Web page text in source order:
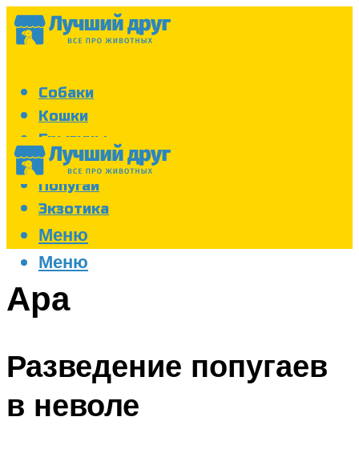
Собаки
Кошки
Грызуны
Аквариум
Попугаи
Экзотика
Меню
Меню
Ара
Разведение попугаев
в неволе